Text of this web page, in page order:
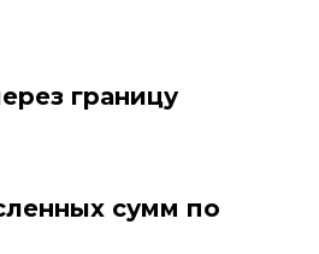
границу
сумм по